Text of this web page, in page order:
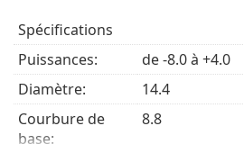
Les lunettes Dailies AquaComfort
fabriquées en nelfilcon A et
hydratants pour un confort
Le lubrifiant HPMC réduisant
solution de l'emballage blister
immédiat lors de l'insertion.
Spécifications
Puissances:
de -8.0 à +4.0
Diamètre:
14.4
Courbure de
base:
8.8